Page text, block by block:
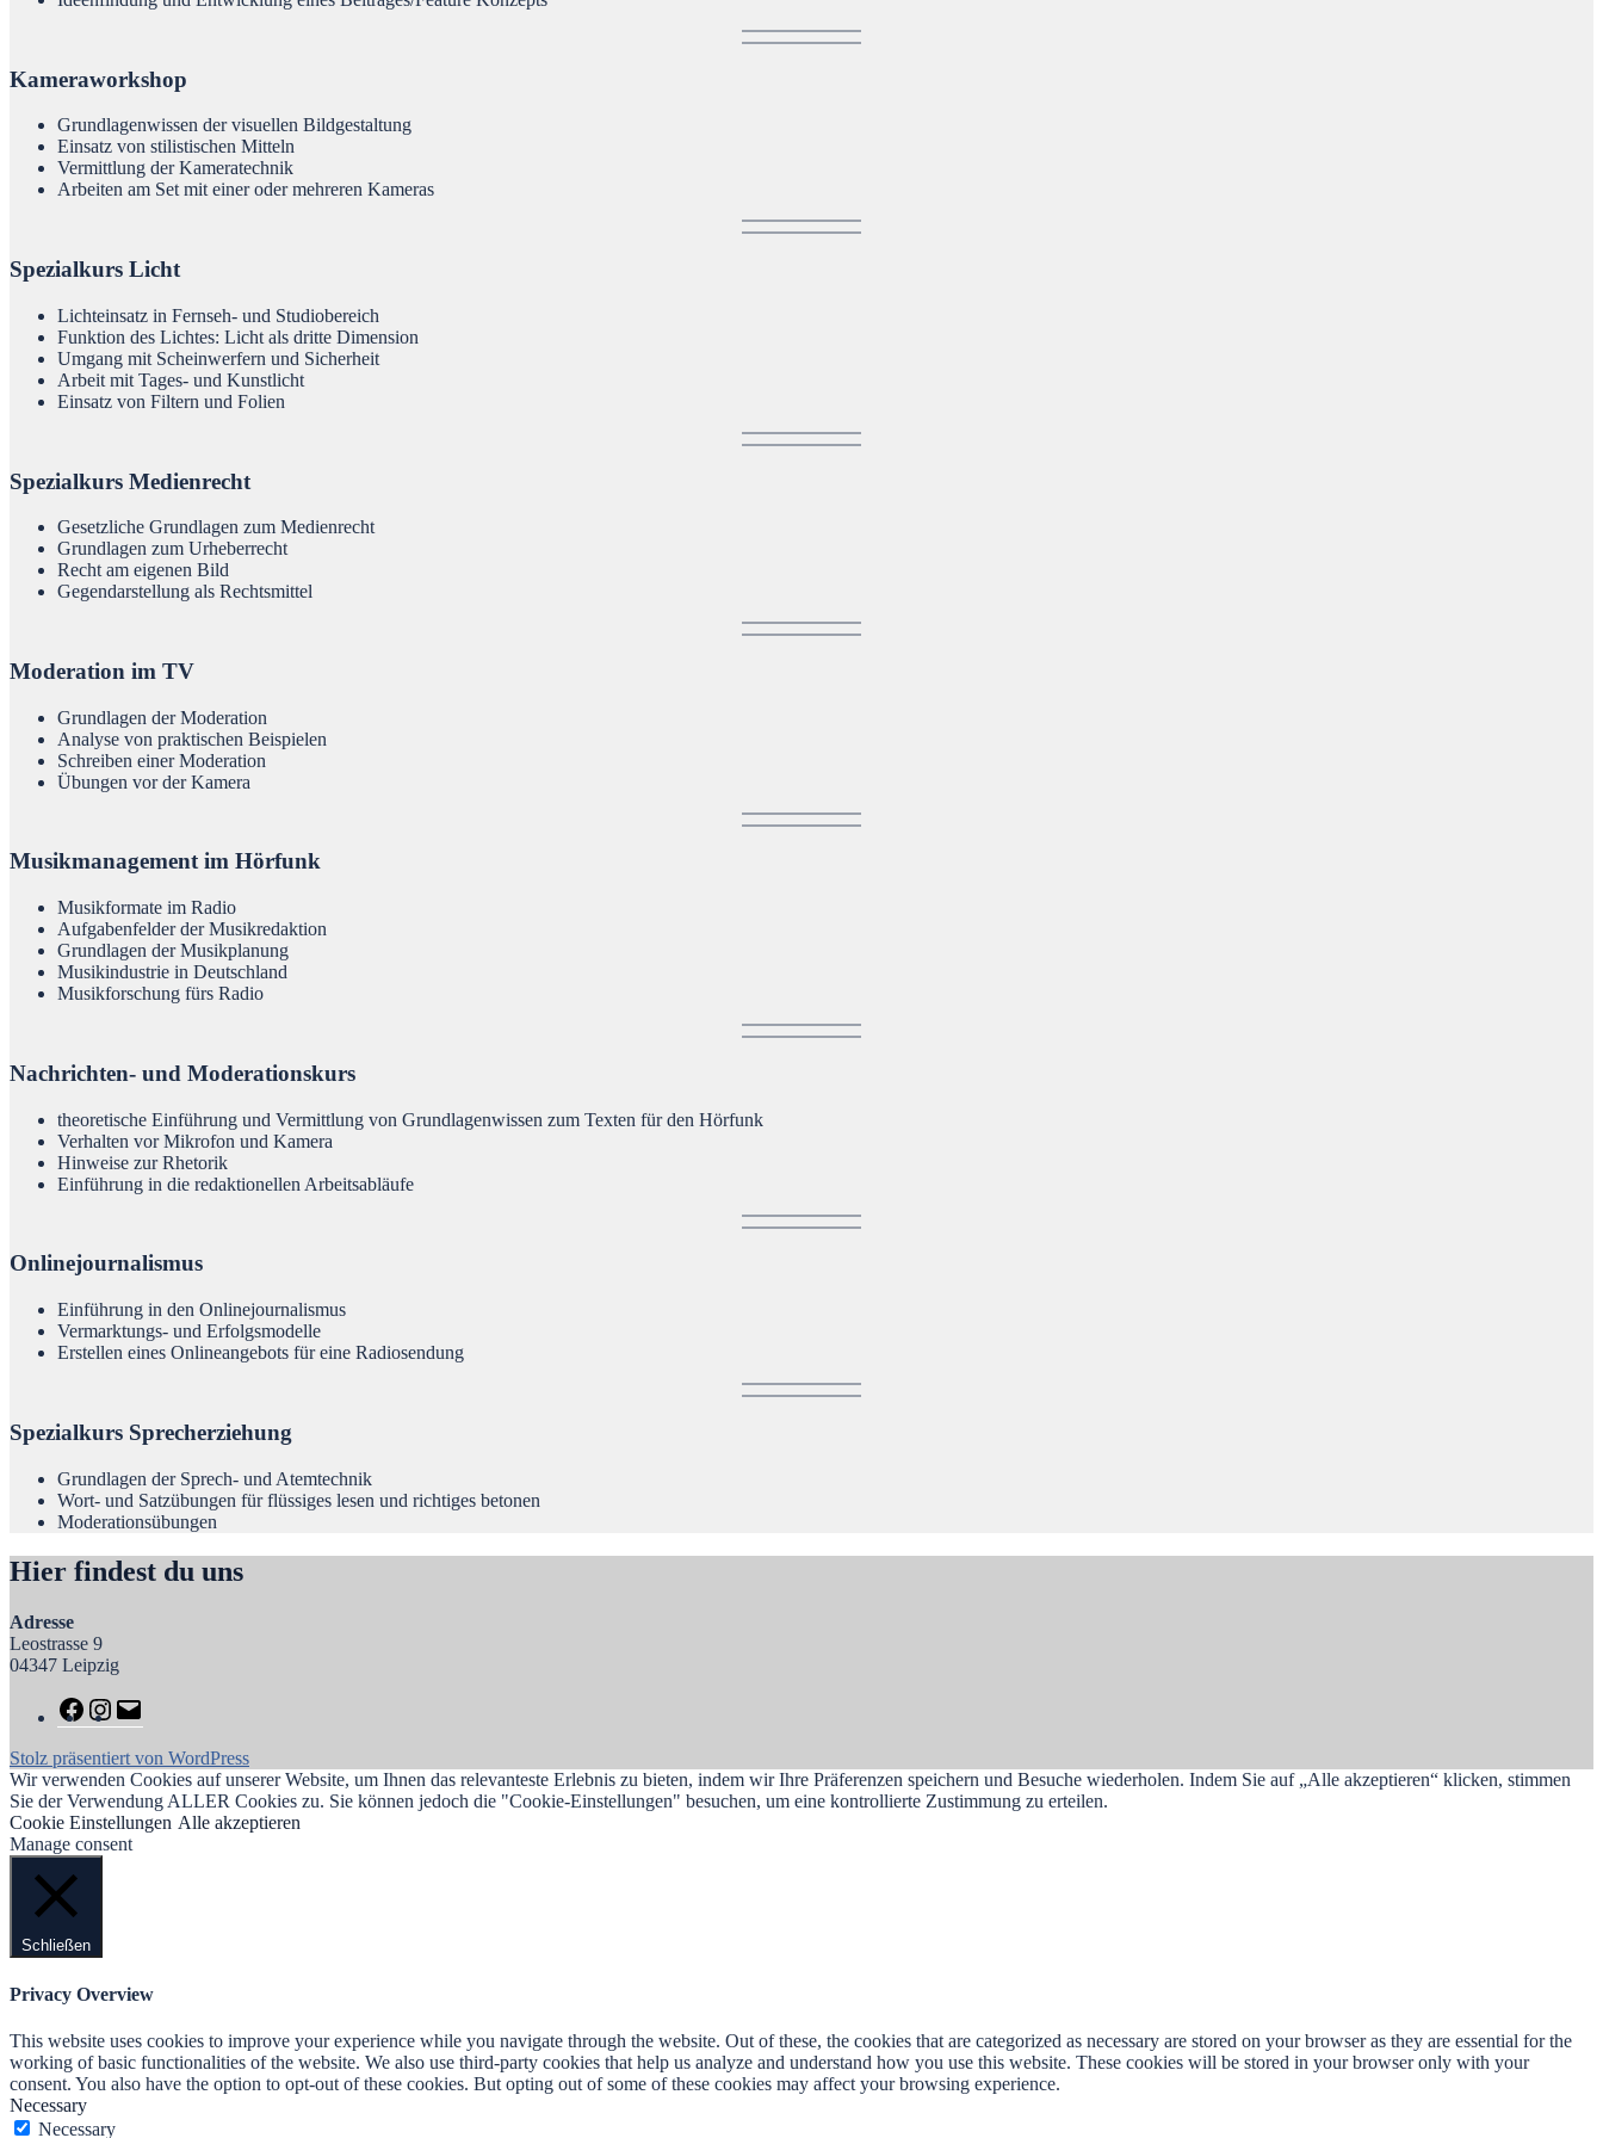
Kameraworkshop
Grundlagenwissen der visuellen Bildgestaltung
Einsatz von stilistischen Mitteln
Vermittlung der Kameratechnik
Arbeiten am Set mit einer oder mehreren Kameras
Spezialkurs Licht
Lichteinsatz in Fernseh- und Studiobereich
Funktion des Lichtes: Licht als dritte Dimension
Umgang mit Scheinwerfern und Sicherheit
Arbeit mit Tages- und Kunstlicht
Einsatz von Filtern und Folien
Spezialkurs Medienrecht
Gesetzliche Grundlagen zum Medienrecht
Grundlagen zum Urheberrecht
Recht am eigenen Bild
Gegendarstellung als Rechtsmittel
Moderation im TV
Grundlagen der Moderation
Analyse von praktischen Beispielen
Schreiben einer Moderation
Übungen vor der Kamera
Musikmanagement im Hörfunk
Musikformate im Radio
Aufgabenfelder der Musikredaktion
Grundlagen der Musikplanung
Musikindustrie in Deutschland
Musikforschung fürs Radio
Nachrichten- und Moderationskurs
theoretische Einführung und Vermittlung von Grundlagenwissen zum Texten für den Hörfunk
Verhalten vor Mikrofon und Kamera
Hinweise zur Rhetorik
Einführung in die redaktionellen Arbeitsabläufe
Onlinejournalismus
Einführung in den Onlinejournalismus
Vermarktungs- und Erfolgsmodelle
Erstellen eines Onlineangebots für eine Radiosendung
Spezialkurs Sprecherziehung
Grundlagen der Sprech- und Atemtechnik
Wort- und Satzübungen für flüssiges lesen und richtiges betonen
Moderationsübungen
Hier findest du uns
Adresse
Leostrasse 9
04347 Leipzig
Stolz präsentiert von WordPress
Wir verwenden Cookies auf unserer Website, um Ihnen das relevanteste Erlebnis zu bieten, indem wir Ihre Präferenzen speichern und Besuche wiederholen. Indem Sie auf „Alle akzeptieren“ klicken, stimmen
Sie der Verwendung ALLER Cookies zu. Sie können jedoch die "Cookie-Einstellungen" besuchen, um eine kontrollierte Zustimmung zu erteilen.
Cookie Einstellungen Alle akzeptieren
Manage consent
Schließen
Privacy Overview
This website uses cookies to improve your experience while you navigate through the website. Out of these, the cookies that are categorized as necessary are stored on your browser as they are essential for the
working of basic functionalities of the website. We also use third-party cookies that help us analyze and understand how you use this website. These cookies will be stored in your browser only with your
consent. You also have the option to opt-out of these cookies. But opting out of some of these cookies may affect your browsing experience.
Necessary
Necessary